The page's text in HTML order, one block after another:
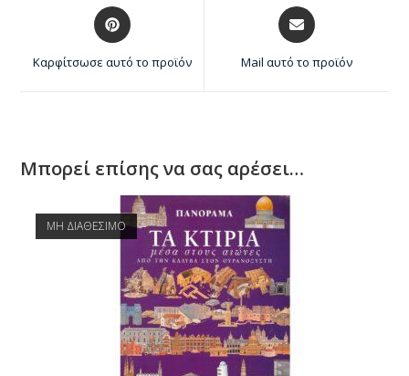
Καρφίτσωσε αυτό το προϊόν Mail αυτό το προϊόν
Μπορεί επίσης να σας αρέσει…
ΜΗ ΔΙΑΘΕΣΙΜΟ